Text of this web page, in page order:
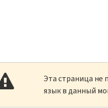
Эта страница не
язык в данный